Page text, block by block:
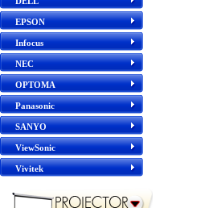
EPSON
Infocus
NEC
OPTOMA
Panasonic
SANYO
ViewSonic
Vivitek